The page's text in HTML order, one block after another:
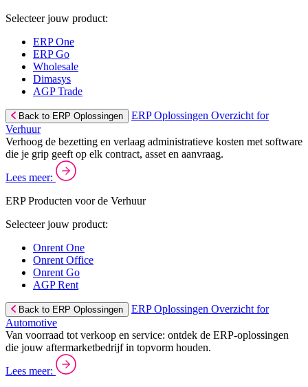
Selecteer jouw product:
ERP One
ERP Go
Wholesale
Dimasys
AGP Trade
Back to ERP Oplossingen
ERP Oplossingen Overzicht for
Verhuur
Verhoog de bezetting en verlaag administratieve kosten met software
die je grip geeft op elk contract, asset en aanvraag.
Lees meer:
ERP Producten voor de Verhuur
Selecteer jouw product:
Onrent One
Onrent Office
Onrent Go
AGP Rent
Back to ERP Oplossingen
ERP Oplossingen Overzicht for
Automotive
Van voorraad tot verkoop en service: ontdek de ERP-oplossingen
die jouw aftermarketbedrijf in topvorm houden.
Lees meer: